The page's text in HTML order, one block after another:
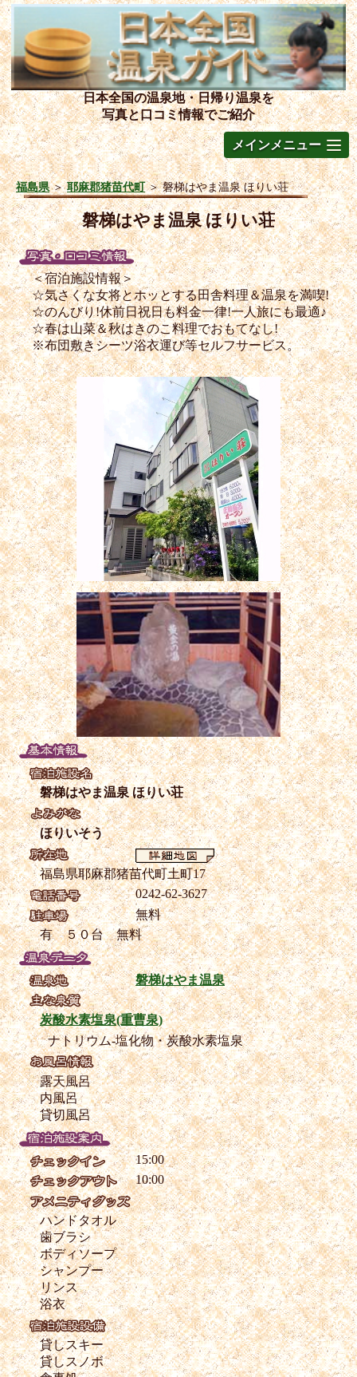
日本全国の温泉地・日帰り温泉を
写真と口コミ情報でご紹介
メインメニュー
福島県＞耶麻郡猪苗代町＞磐梯はやま温泉 ほりい荘
磐梯はやま温泉 ほりい荘
＜宿泊施設情報＞
☆気さくな女将とホッとする田舎料理＆温泉を満喫!
☆のんびり!休前日祝日も料金一律!一人旅にも最適♪
☆春は山菜＆秋はきのこ料理でおもてなし!
※布団敷きシーツ浴衣運び等セルフサービス。
磐梯はやま温泉 ほりい荘
ほりいそう
福島県耶麻郡猪苗代町土町17
0242-62-3627
無料
有 ５０台 無料
磐梯はやま温泉
炭酸水素塩泉(重曹泉)
ナトリウム-塩化物・炭酸水素塩泉
露天風呂
内風呂
貸切風呂
15:00
10:00
ハンドタオル
歯ブラシ
ボディソープ
シャンプー
リンス
浴衣
貸しスキー
貸しスノボ